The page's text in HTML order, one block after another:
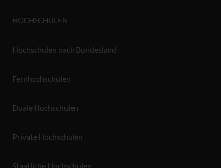
HOCHSCHULEN
Hochschulen nach Bundesland
Fernhochschulen
Duale Hochschulen
Private Hochschulen
Staatliche Hochschulen